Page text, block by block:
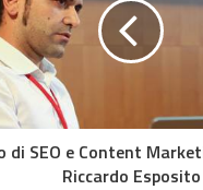
di SEO e Content
Riccardo Esposito